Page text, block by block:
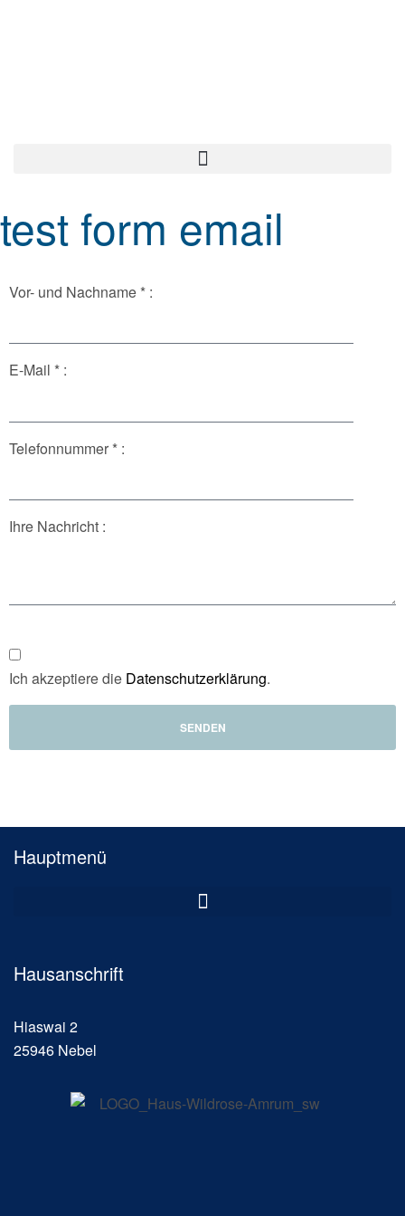
test form email
Vor- und Nachname * :
E-Mail * :
Telefonnummer * :
Ihre Nachricht :
Ich akzeptiere die Datenschutzerklärung.
Hauptmenü
Hausanschrift
Hiaswai 2
25946 Nebel